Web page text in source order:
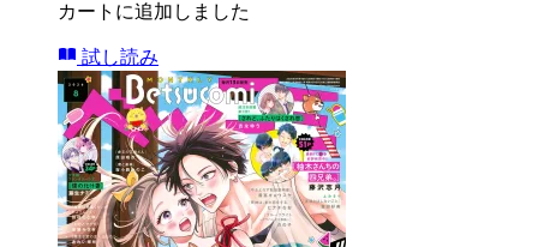
カートに追加しました
試し読み